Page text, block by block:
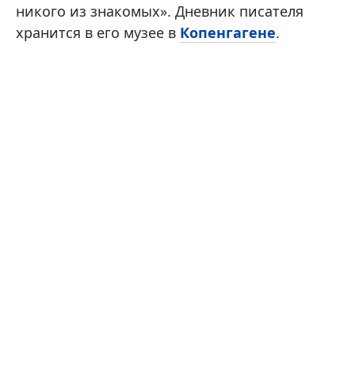
никого из знакомых». Дневник писателя
хранится в его музее в Копенгагене.